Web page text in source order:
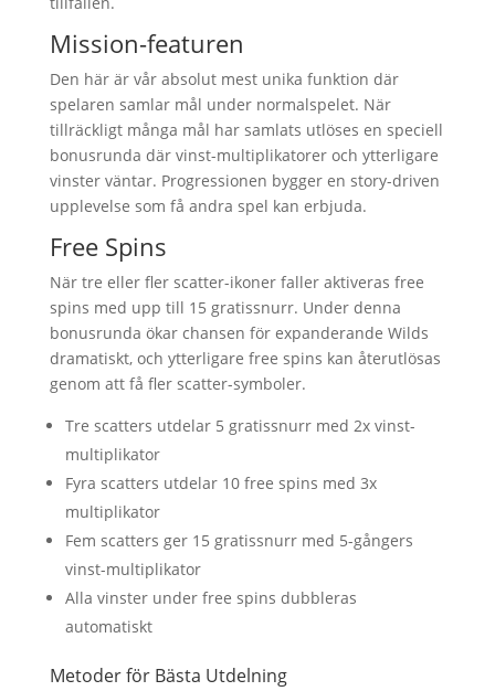
Mission-featuren
Den här är vår absolut mest unika funktion där
spelaren samlar mål under normalspelet. När
tillräckligt många mål har samlats utlöses en speciell
bonusrunda där vinst-multiplikatorer och ytterligare
vinster väntar. Progressionen bygger en story-driven
upplevelse som få andra spel kan erbjuda.
Free Spins
När tre eller fler scatter-ikoner faller aktiveras free
spins med upp till 15 gratissnurr. Under denna
bonusrunda ökar chansen för expanderande Wilds
dramatiskt, och ytterligare free spins kan återutlösas
genom att få fler scatter-symboler.
Tre scatters utdelar 5 gratissnurr med 2x vinst-
multiplikator
Fyra scatters utdelar 10 free spins med 3x
multiplikator
Fem scatters ger 15 gratissnurr med 5-gångers
vinst-multiplikator
Alla vinster under free spins dubbleras
automatiskt
Metoder för Bästa Utdelning